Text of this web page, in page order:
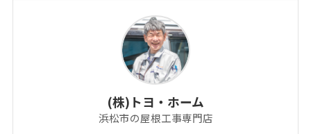
(株)トヨ・ホーム
浜松市の屋根工事専門店